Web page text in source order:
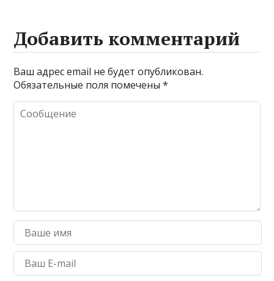
Добавить комментарий
Ваш адрес email не будет опубликован.
Обязательные поля помечены*